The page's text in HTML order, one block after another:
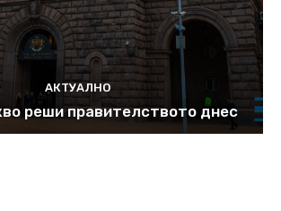
АКТУАЛНО
реши правителството днес